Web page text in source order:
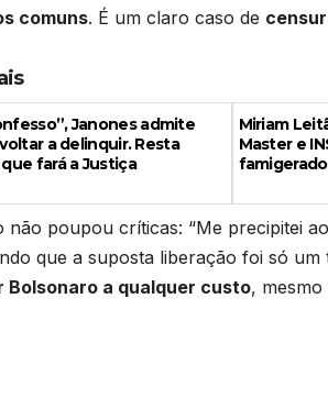
comuns. É um claro caso de
Janones admite
a delinquir. Resta
fará a Justiça
Miriam
Master e
não poupou críticas: “Me precipitei
que a suposta liberação foi só
Bolsonaro a qualquer custo,